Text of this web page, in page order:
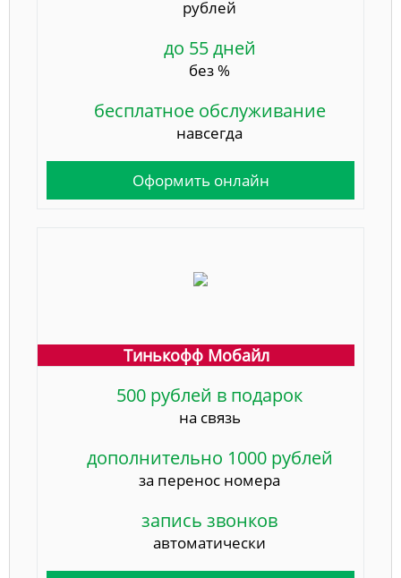
рублей
до 55 дней
без %
бесплатное обслуживание
навсегда
Оформить онлайн
Тинькофф Мобайл
500 рублей в подарок
на связь
дополнительно 1000 рублей
за перенос номера
запись звонков
автоматически